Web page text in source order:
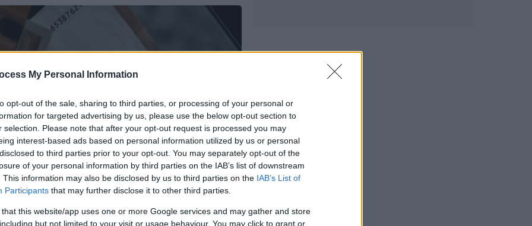
My Personal Information
opt-out of the sale, sharing to third parties, or processing of your personal or
for targeted advertising by us, please use the below opt-out section to
selection. Please note that after your opt-out request is processed you may
interest-based ads based on personal information utilized by us or personal
to third parties prior to your opt-out. You may separately opt-out of the
of your personal information by third parties on the IAB’s list of downstream
This information may also be disclosed by us to third parties on the IAB’s List of
Participants that may further disclose it to other third parties.
that this website/app uses one or more Google services and may gather and store
but not limited to your visit or usage behaviour. You may click to grant or